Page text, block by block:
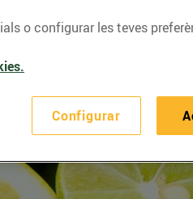
o configurar les teves
Configurar